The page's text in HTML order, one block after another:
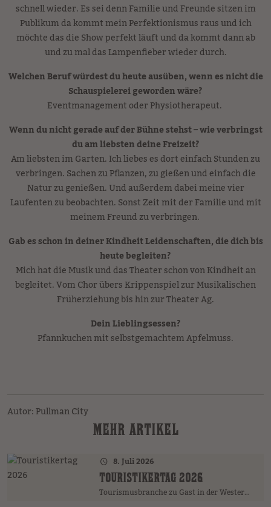
schnell wieder. Es sei denn Familie und Freunde sitzen im
Publikum da kommt mein Perfektionismus raus und ich
möchte das die Show perfekt läuft und da kommt dann ab
und zu mal das Lampenfieber wieder durch.
Welchen Beruf würdest du heute ausüben, wenn es nicht die
Schauspielerei geworden wäre?
Eventmanagement oder Physiotherapeut.
Wenn du nicht gerade auf der Bühne stehst – wie verbringst
du am liebsten deine Freizeit?
Am liebsten im Garten. Ich liebes es dort einfach Stunden zu
verbringen. Sachen zu Pflanzen, zu gießen und einfach die
Natur zu genießen. Und außerdem dabei meine vier
Laufenten zu beobachten. Sonst Zeit mit der Familie und mit
meinem Freund zu verbringen.
Gab es schon in deiner Kindheit Leidenschaften, die dich bis
heute begleiten?
Mich hat die Musik und das Theater schon von Kindheit an
begleitet. Vom Chor übers Krippenspiel zur Musikalischen
Früherziehung bis hin zur Theater Ag.
Dein Lieblingsessen?
Pfannkuchen mit selbstgemachtem Apfelmuss.
Autor: Pullman City
MEHR ARTIKEL
8. Juli 2026
TOURISTIKERTAG 2026
Tourismusbranche zu Gast in der Westernstadt